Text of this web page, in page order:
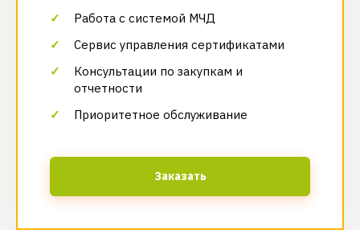
Работа с системой МЧД
Сервис управления сертификатами
Консультации по закупкам и
отчетности
Приоритетное обслуживание
Заказать